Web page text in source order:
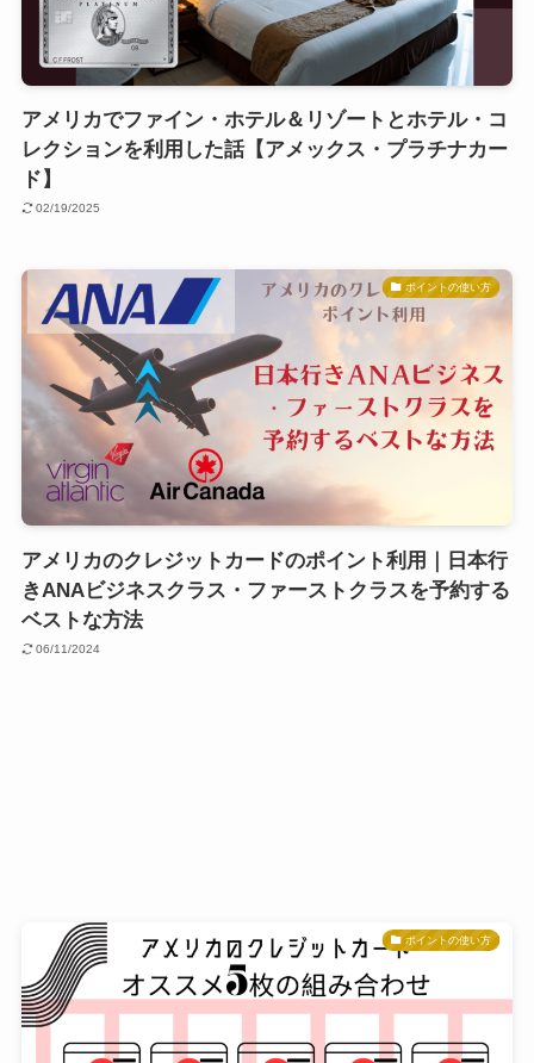
アメリカでファイン・ホテル＆リゾートとホテル・コ
レクションを利用した話【アメックス・プラチナカー
ド】
02/19/2025
ポイントの使い方
アメリカのクレジットカードのポイント利用｜日本行
きANAビジネスクラス・ファーストクラスを予約する
ベストな方法
06/11/2024
ポイントの使い方